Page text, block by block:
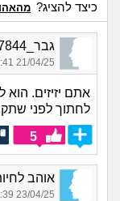
כיצד להציג?
גבר_7844, בן 29, אורח
21/04/25 15:41
אתם יזיזים.
לחתוך לפני
5
אוהב לחיות,
23/04/25 20:39